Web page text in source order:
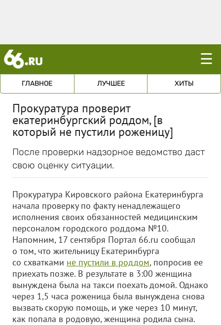
☰
ГЛАВНОЕ ЛУЧШЕЕ ХИТЫ
Прокуратура проверит
екатеринбургский роддом, [в
который не пустили роженицу]
После проверки надзорное ведомство даст
свою оценку ситуации.
Прокуратура Кировского района Екатеринбурга
начала проверку по факту ненадлежащего
исполнения своих обязанностей медицинским
персоналом городского роддома №10.
Напомним, 17 сентября Портал 66.ru сообщал
о том, что жительницу Екатеринбурга
со схватками не пустили в роддом, попросив ее
приехать позже. В результате в 3:00 женщина
вынуждена была на такси поехать домой. Однако
через 1,5 часа роженица была вынуждена снова
вызвать скорую помощь, и уже через 10 минут,
как попала в родовую, женщина родила сына.